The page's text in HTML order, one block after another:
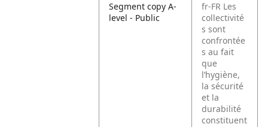
Segment copy A-
level - Public
fr-FR Les
collectivité
s sont
confrontée
s au fait
que
l’hygiène,
la sécurité
et la
durabilité
constituent